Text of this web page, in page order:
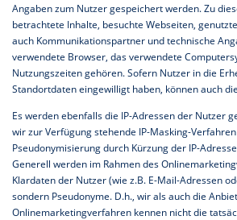
Angaben zum Nutzer gespeichert werden. Zu
betrachtete Inhalte, besuchte Webseiten,
auch Kommunikationspartner und technische
verwendete Browser, das verwendete
Nutzungszeiten gehören. Sofern Nutzer in die
Standortdaten eingewilligt haben, können auch
Es werden ebenfalls die IP-Adressen der Nutzer
wir zur Verfügung stehende IP-Masking-Verfahren
Pseudonymisierung durch Kürzung der IP-
Generell werden im Rahmen des
Klardaten der Nutzer (wie z.B. E-Mail-Adressen
sondern Pseudonyme. D.h., wir als auch die
Onlinemarketingverfahren kennen nicht die